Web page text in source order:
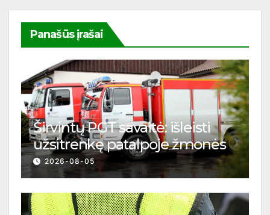
Panašūs įrašai
Širvintų PGT savaitė: išleisti
užsitrenkę patalpoje žmonės
2026-08-05